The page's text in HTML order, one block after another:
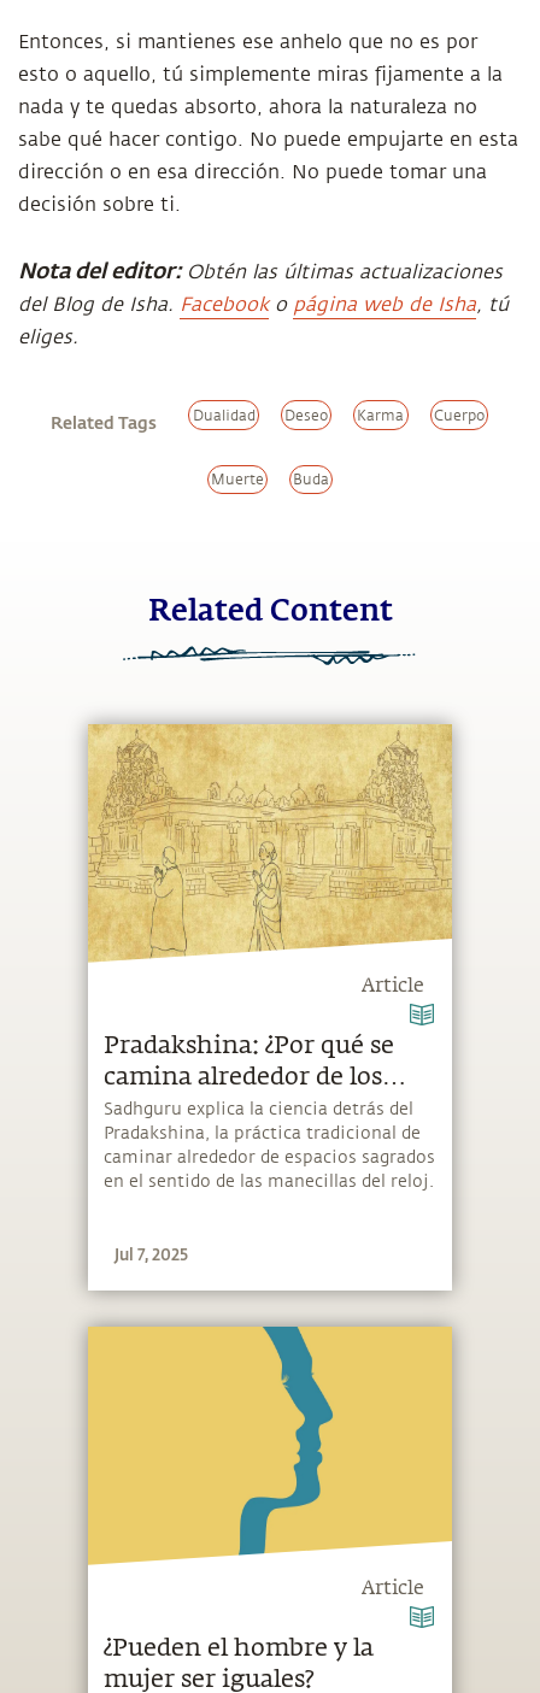
Entonces, si mantienes ese anhelo que no es por
esto o aquello, tú simplemente miras fijamente a la
nada y te quedas absorto, ahora la naturaleza no
sabe qué hacer contigo. No puede empujarte en esta
dirección o en esa dirección. No puede tomar una
decisión sobre ti.
Nota del editor: Obtén las últimas actualizaciones
del Blog de Isha. Facebooko página web de Isha, tú
eliges.
Related Tags Dualidad Deseo Karma Cuerpo
Muerte Buda
Related Content
Article
Pradakshina: ¿Por qué se
camina alrededor de los
templos en el sentido de las
manecillas del reloj?
Sadhguru explica la ciencia detrás del
Pradakshina, la práctica tradicional de
caminar alrededor de espacios sagrados
en el sentido de las manecillas del reloj.
Jul 7, 2025
Article
¿Pueden el hombre y la
mujer ser iguales?